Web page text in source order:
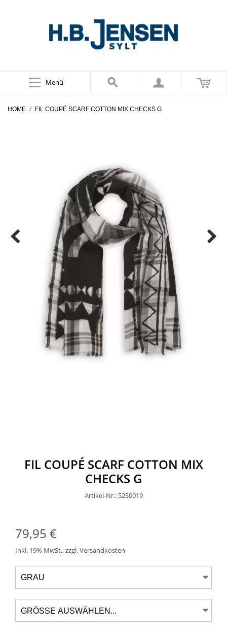
Menü
HOME / FIL COUPÉ SCARF COTTON MIX CHECKS G
FIL COUPÉ SCARF COTTON MIX
CHECKS G
Artikel-Nr.: 52S0019
79,95 €
Inkl. 19% MwSt.,zzgl.Versandkosten